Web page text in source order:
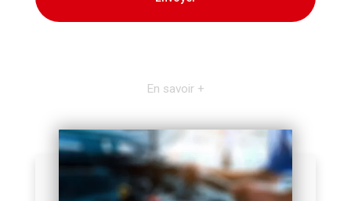
En savoir +